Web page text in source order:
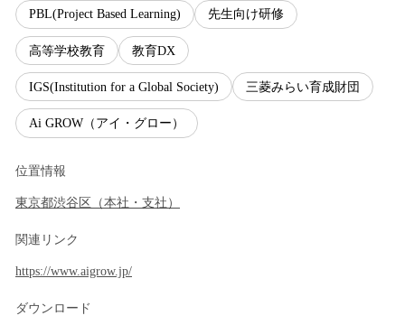
PBL(Project Based Learning) 先生向け研修
高等学校教育 教育DX
IGS(Institution for a Global Society) 三菱みらい育成財団
Ai GROW（アイ・グロー）
位置情報
東京都渋谷区 （本社・支社 ）
関連リンク
https://www.aigrow.jp/
ダウンロード